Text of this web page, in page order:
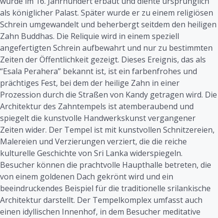
als königlicher Palast. Später wurde er zu einem religiösen
Schrein umgewandelt und beherbergt seitdem den heiligen
Zahn Buddhas. Die Reliquie wird in einem speziell
angefertigten Schrein aufbewahrt und nur zu bestimmten
Zeiten der Öffentlichkeit gezeigt. Dieses Ereignis, das als
“Esala Perahera” bekannt ist, ist ein farbenfrohes und
prächtiges Fest, bei dem der heilige Zahn in einer
Prozession durch die Straßen von Kandy getragen wird. Die
Architektur des Zahntempels ist atemberaubend und
spiegelt die kunstvolle Handwerkskunst vergangener
Zeiten wider. Der Tempel ist mit kunstvollen Schnitzereien,
Malereien und Verzierungen verziert, die die reiche
kulturelle Geschichte von Sri Lanka widerspiegeln.
Besucher können die prachtvolle Haupthalle betreten, die
von einem goldenen Dach gekrönt wird und ein
beeindruckendes Beispiel für die traditionelle srilankische
Architektur darstellt. Der Tempelkomplex umfasst auch
einen idyllischen Innenhof, in dem Besucher meditative